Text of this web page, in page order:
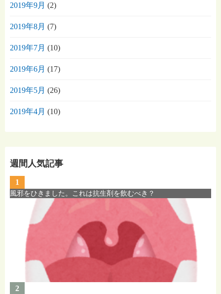
2019年9月 (2)
2019年8月 (7)
2019年7月 (10)
2019年6月 (17)
2019年5月 (26)
2019年4月 (10)
週間人気記事
1
風邪をひきました。これは抗生剤を飲むべき？
2